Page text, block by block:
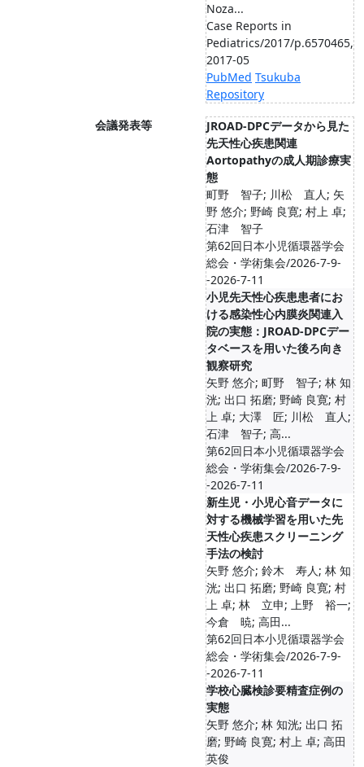
Noza...
Case Reports in
Pediatrics/2017/p.6570465,
2017-05
PubMed Tsukuba
Repository
会議発表等
JROAD-DPCデータから見た
先天性心疾患関連
Aortopathyの成人期診療実
態
町野 智子; 川松 直人; 矢
野 悠介; 野崎 良寛; 村上 卓;
石津 智子
第62回日本小児循環器学会
総会・学術集会/2026-7-9-
-2026-7-11
小児先天性心疾患患者にお
ける感染性心内膜炎関連入
院の実態：JROAD-DPCデー
タベースを用いた後ろ向き
観察研究
矢野 悠介; 町野 智子; 林 知
洸; 出口 拓磨; 野崎 良寛; 村
上 卓; 大澤 匠; 川松 直人;
石津 智子; 高...
第62回日本小児循環器学会
総会・学術集会/2026-7-9-
-2026-7-11
新生児・小児心音データに
対する機械学習を用いた先
天性心疾患スクリーニング
手法の検討
矢野 悠介; 鈴木 寿人; 林 知
洸; 出口 拓磨; 野崎 良寛; 村
上 卓; 林 立申; 上野 裕一;
今倉 暁; 高田...
第62回日本小児循環器学会
総会・学術集会/2026-7-9-
-2026-7-11
学校心臓検診要精査症例の
実態
矢野 悠介; 林 知洸; 出口 拓
磨; 野崎 良寛; 村上 卓; 高田
英俊